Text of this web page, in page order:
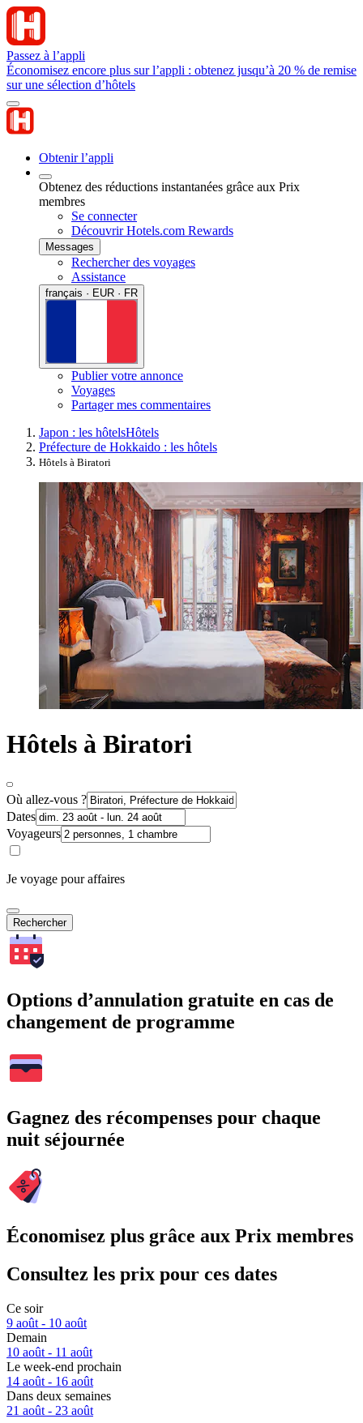
Passez à l’appli
Économisez encore plus sur l’appli : obtenez jusqu’à 20 % de remise
sur une sélection d’hôtels
Obtenir l’appli
Obtenez des réductions instantanées grâce aux Prix
membres
Se connecter
Découvrir Hotels.com Rewards
Messages
Rechercher des voyages
Assistance
français · EUR · FR
Publier votre annonce
Voyages
Partager mes commentaires
Japon : les hôtelsHôtels
Préfecture de Hokkaido : les hôtels
Hôtels à Biratori
Hôtels à Biratori
Où allez-vous ?
Dates
Voyageurs
Je voyage pour affaires
Rechercher
Options d’annulation gratuite en cas de
changement de programme
Gagnez des récompenses pour chaque
nuit séjournée
Économisez plus grâce aux Prix membres
Consultez les prix pour ces dates
Ce soir
9 août - 10 août
Demain
10 août - 11 août
Le week-end prochain
14 août - 16 août
Dans deux semaines
21 août - 23 août